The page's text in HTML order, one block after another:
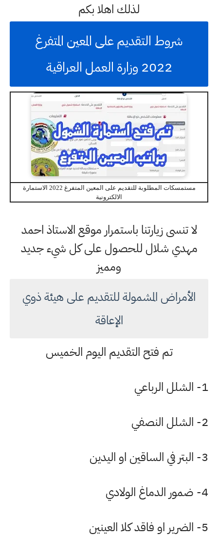
لذلك اهلا بكم
شروط التقديم على المعين المتفرغ
2022 وزارة العمل العراقية
مستمسكات المطلوبة للتقديم على المعين المتفرغ 2022 الاستمارة
الالكترونية
لا تنسى زيارتنا باستمرار موقع الاستاذ احمد
مهدي شلال للحصول على كل شيء جديد
ومميز
الأمراض المشمولة للتقديم على هيئة ذوي
الإعاقة
تم فتح التقديم اليوم الخميس
1- الشلل الرباعي
2- الشلل النصفي
3- البتر في الساقين او اليدين
4- ضمور الدماغ الولادي
5- الضرير او فاقد كلا العينين